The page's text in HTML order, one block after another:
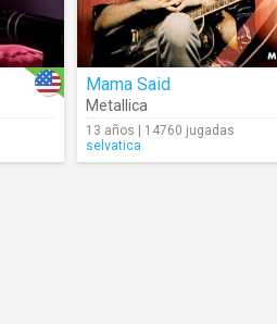
Mama Said
Metallica
13 años | 14760 jugadas
selvatica